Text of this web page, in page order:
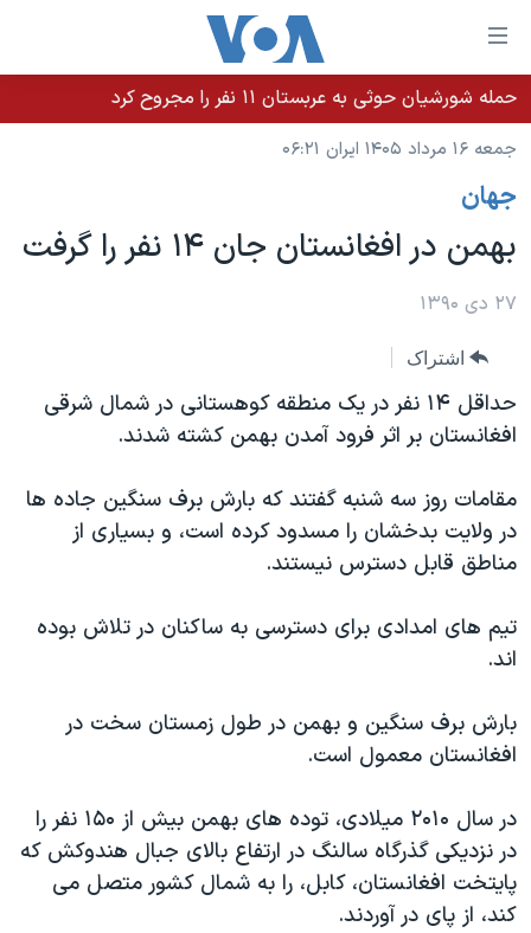
لینکهای
قابل
دسترسی
جهش
محتوای
اصلی
جهش
به
اصلی
جهش
به
خانه
نسخه سبک وب‌سایت
موضوع ها
ایران
آمریکا
گزیده‌ها
ویدیوها
فرهنگ و زندگی
اقتصادی
اسرائیل در جنگ
گالری عکس
آرشیو پخش زنده
برنامه های تلویزیونی
جدول برنامه ها
صفحه‌های ویژه
عملیات خشم حماسی
بایگانی برنامه‌های تلویزیونی
مستندها
حمله جمهوری اسلامی به اسرائیل
ورزش زنان در ایران
اعتراضات زن، زندگی، آزادی
مجموعه مستندهای دادخواهی
تریبونال مردمی آبان ۹۸
دادگاه حمید نوری
پخش رادیویی
یادگیری زبان انگلیسی
دنبال کنید
زبانهای مختلف
حمله شورشیان حوثی به عربستان ۱۱ نفر را مجروح کرد
جمعه ۱۶ مرداد ۱۴۰۵ ایران ۰۶:۲۱
جهان
بهمن در افغانستان جان ۱۴ نفر را گرفت
۲۷ دی ۱۳۹۰
اشتراک
حداقل ۱۴ نفر در یک منطقه کوهستانی در شمال شرقی
افغانستان بر اثر فرود آمدن بهمن کشته شدند.
مقامات روز سه شنبه گفتند که بارش برف سنگین جاده ها
در ولايت بدخشان را مسدود کرده است، و بسیاری از
مناطق قابل دسترس نيستند.
تیم های امدادی برای دسترسی به ساکنان در تلاش بوده
اند.
بارش برف سنگین و بهمن در طول زمستان سخت در
افغانستان معمول است.
در سال ۲۰۱۰ ميلادی، توده های بهمن بیش از ۱۵۰ نفر را
در نزدیکی گذرگاه سالنگ در ارتفاع بالای جبال هندوکش که
پایتخت افغانستان، کابل، را به شمال کشور متصل می
کند، از پای در آوردند.